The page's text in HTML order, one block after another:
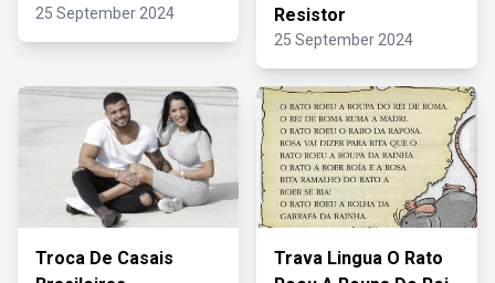
25 September 2024
Resistor
25 September 2024
Troca De Casais
Trava Lingua O Rato